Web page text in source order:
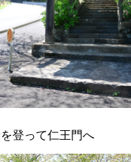
登って仁王門へ